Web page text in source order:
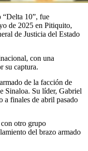
“Delta 10”, fue
de 2025 en Pitiquito,
de Justicia del Estado
con una
su captura.
de la facción de
Sinaloa. Su líder, Gabriel
a finales de abril pasado
otro grupo
del brazo armado